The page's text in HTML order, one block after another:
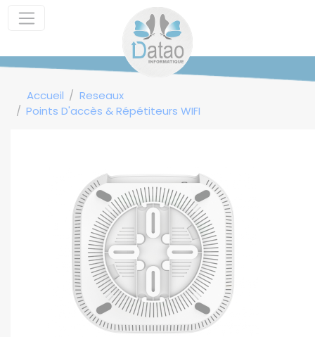
Accueil
Reseaux
Points D'accès & Répétiteurs WIFI
Panneau de gestion des cookies